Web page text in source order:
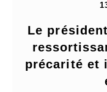
Le
précarité et